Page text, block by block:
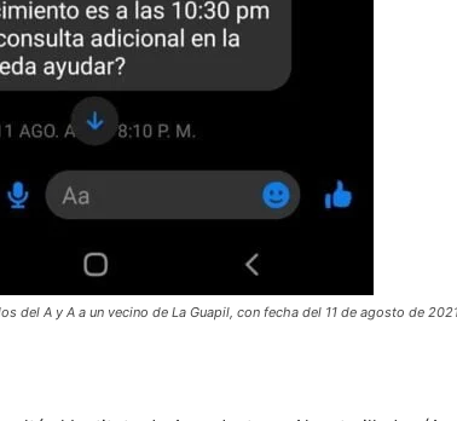
del A y A a un vecino de La Guapil, con fecha del 11 de agosto de